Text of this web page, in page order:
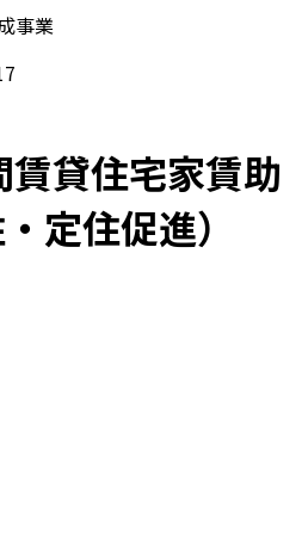
事業
貸住宅家賃助
定住促進）